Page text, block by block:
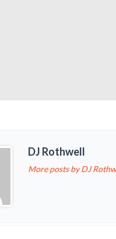
DJ Rothwell
More posts by DJ